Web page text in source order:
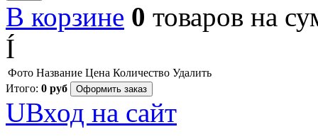
В корзине 0 товаров на
Í
Фото Название Цена Количество Удалить
Итого: 0 руб Оформить заказ
UВход на сайт